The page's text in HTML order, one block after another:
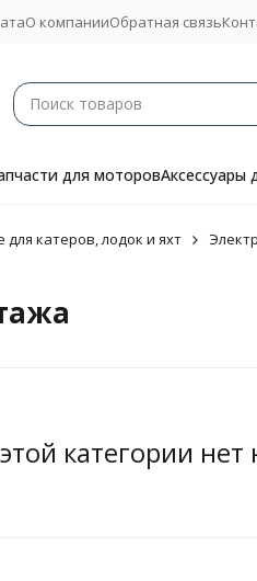
О компанииОбратная связь
для моторовАксессуары
катеров, лодок и яхт
категории